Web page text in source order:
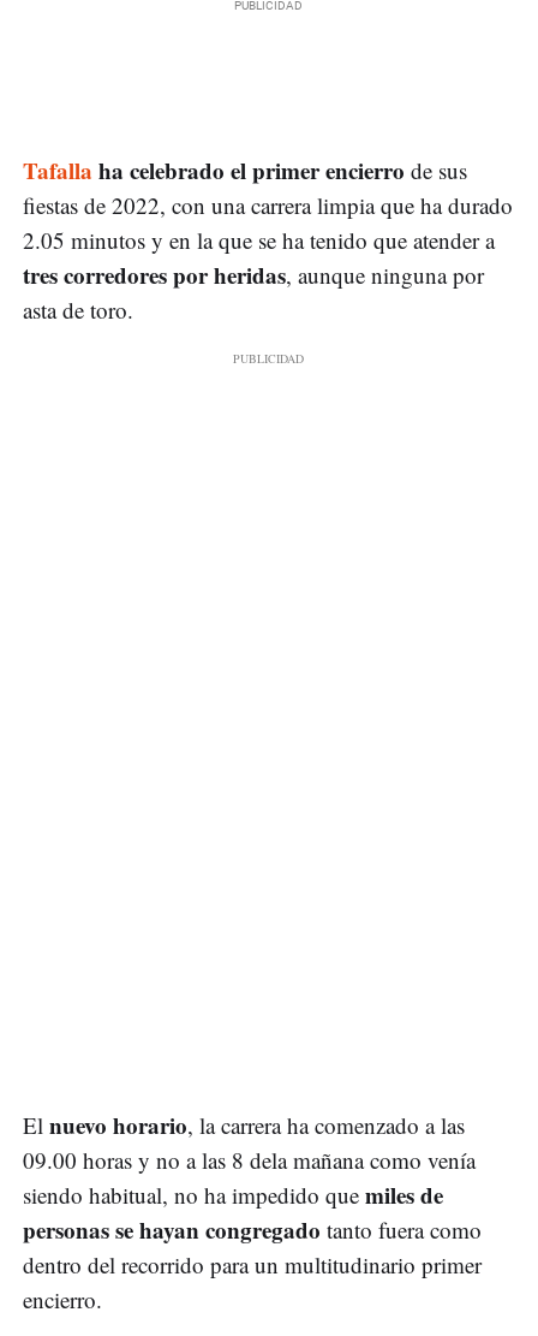
Tafalla ha celebrado el primer encierro de sus
fiestas de 2022, con una carrera limpia que ha durado
2.05 minutos y en la que se ha tenido que atender a
tres corredores por heridas, aunque ninguna por
asta de toro.
El nuevo horario, la carrera ha comenzado a las
09.00 horas y no a las 8 dela mañana como venía
siendo habitual, no ha impedido que miles de
personas se hayan congregado tanto fuera como
dentro del recorrido para un multitudinario primer
encierro.